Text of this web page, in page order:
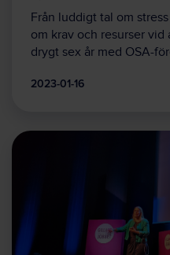
Från luddigt tal om
om krav och resurser
drygt sex år med OSA-
2023-01-16